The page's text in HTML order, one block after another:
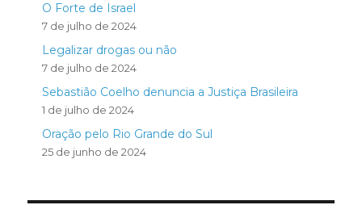
O Forte de Israel
7 de julho de 2024
Legalizar drogas ou não
7 de julho de 2024
Sebastião Coelho denuncia a Justiça Brasileira
1 de julho de 2024
Oração pelo Rio Grande do Sul
25 de junho de 2024